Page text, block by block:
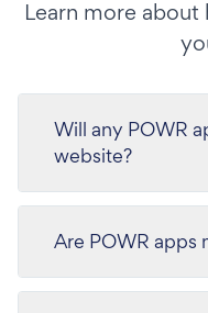
Learn more
Will any POWR
website?
Are POWR apps